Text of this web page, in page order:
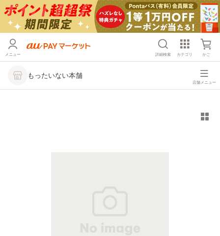
メニュー 詳細検索 カテゴリ かご
もったいない本舗
店舗メニュー